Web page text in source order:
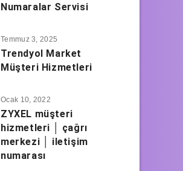
Numaralar Servisi
Temmuz 3, 2025
Trendyol Market
Müşteri Hizmetleri
Ocak 10, 2022
ZYXEL müşteri
hizmetleri │ çağrı
merkezi │ iletişim
numarası